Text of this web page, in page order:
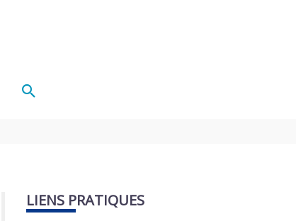
Rechercher
LIENS PRATIQUES